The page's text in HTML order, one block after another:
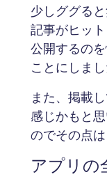
少しググる
記事がヒッ
公開するの
ことにしま
また、掲載
感じかもと
のでその点は
アプリの